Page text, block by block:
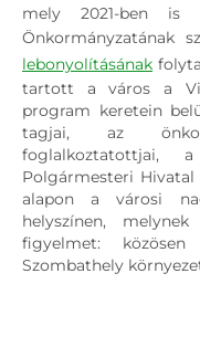
mely 2021-ben is
Önkormányzatának
lebonyolításának
tartott a város a
program keretein
tagjai, az
foglalkoztatottjai,
Polgármesteri
alapon a városi
helyszínen,
figyelmet:
Szombathely